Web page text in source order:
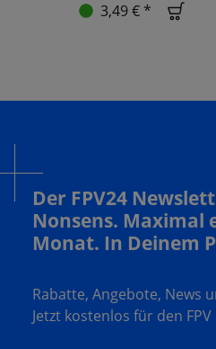
3,49 € *
Der FPV24
Nonsens. Maximal
Monat. In Deinem
Rabatte, Angebote, News
Jetzt kostenlos für den